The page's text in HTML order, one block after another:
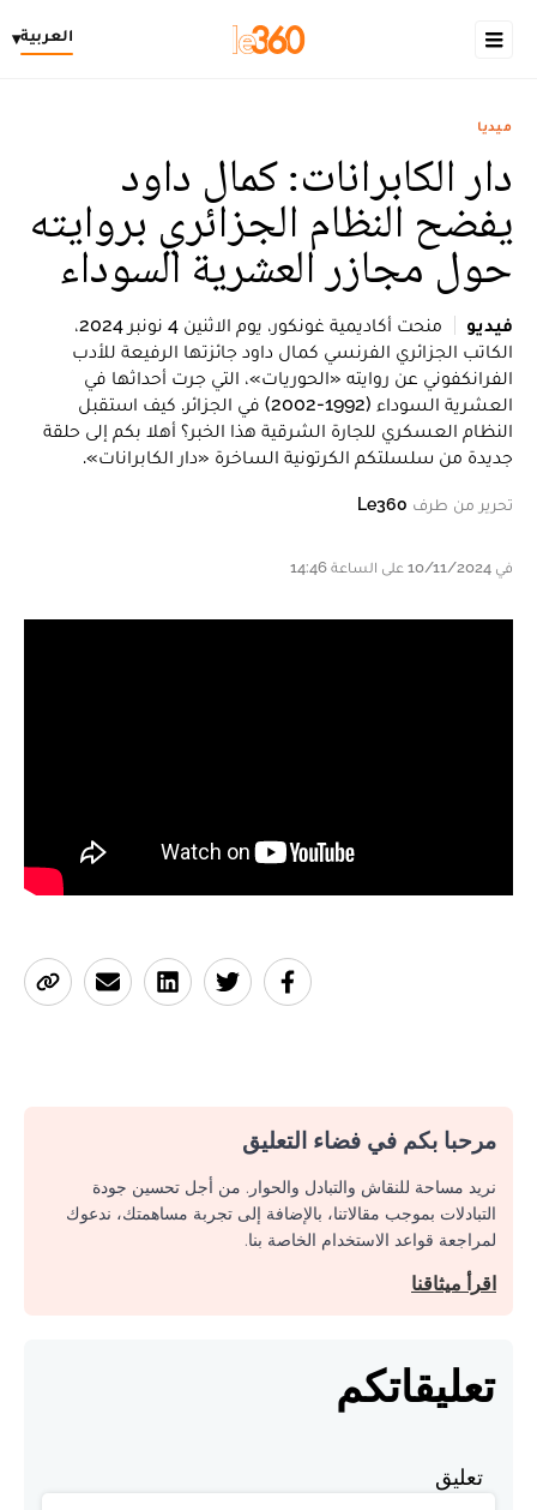
العربية▾
ميديا
دار الكابرانات: كمال داود
يفضح النظام الجزائري بروايته
حول مجازر العشرية السوداء
فيديو
منحت أكاديمية غونكور، يوم الاثنين 4 نونبر 2024،
الكاتب الجزائري الفرنسي كمال داود جائزتها الرفيعة للأدب
الفرانكفوني عن روايته «الحوريات»، التي جرت أحداثها في
العشرية السوداء (1992-2002) في الجزائر. كيف استقبل
النظام العسكري للجارة الشرقية هذا الخبر؟ أهلا بكم إلى حلقة
جديدة من سلسلتكم الكرتونية الساخرة «دار الكابرانات».
تحرير من طرف Le360
في 10/11/2024 على الساعة 14:46
مرحبا بكم في فضاء التعليق
نريد مساحة للنقاش والتبادل والحوار. من أجل تحسين جودة
التبادلات بموجب مقالاتنا، بالإضافة إلى تجربة مساهمتك، ندعوك
لمراجعة قواعد الاستخدام الخاصة بنا.
اقرأ ميثاقنا
تعليقاتكم
تعليق